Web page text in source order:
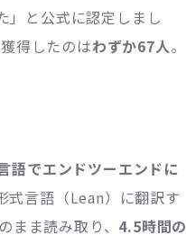
と公式に認定しまし
得したのはわずか67人。
語でエンドツーエンドに
式言語（Lean）に翻訳す
ま読み取り、 4.5時間の